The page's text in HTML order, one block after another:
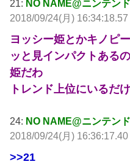
21: NO NAME@ニンテン
2018/09/24(月)
ヨッシー姫とかキノピ
ッと見インパクトある
姫だわ
トレンド上位にいるだ
24: NO NAME@ニンテン
2018/09/24(月)
>>21